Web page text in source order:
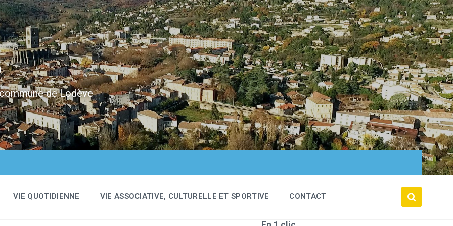
de Lodève
VIE QUOTIDIENNE VIE ASSOCIATIVE, CULTURELLE ET SPORTIVE CONTACT